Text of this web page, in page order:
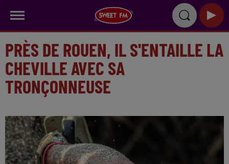
PRÈS DE ROUEN, IL S'ENTAILLE LA
CHEVILLE AVEC SA
TRONÇONNEUSE